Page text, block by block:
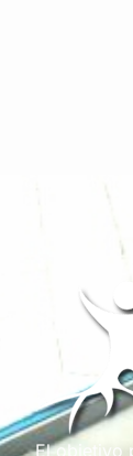
El objetivo